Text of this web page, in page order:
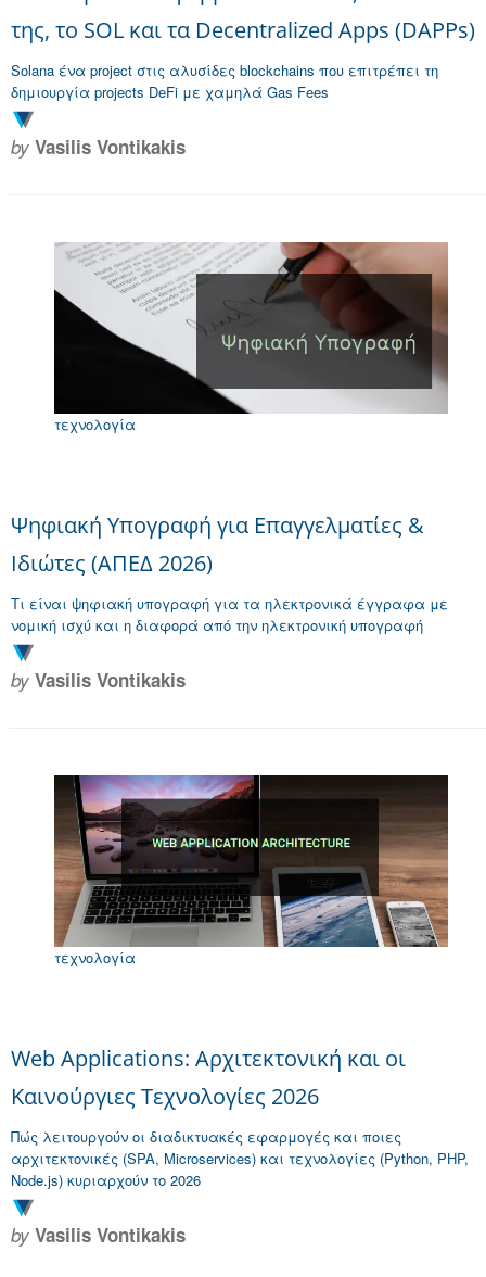
της, το SOL και τα Decentralized Apps (DAPPs)
Solana ένα project στις αλυσίδες blockchains που επιτρέπει τη
δημιουργία projects DeFi με χαμηλά Gas Fees
by Vasilis Vontikakis
τεχνολογία
Ψηφιακή Υπογραφή για Επαγγελματίες &
Ιδιώτες (ΑΠΕΔ 2026)
Τι είναι ψηφιακή υπογραφή για τα ηλεκτρονικά έγγραφα με
νομική ισχύ και η διαφορά από την ηλεκτρονική υπογραφή
by Vasilis Vontikakis
τεχνολογία
Web Applications: Αρχιτεκτονική και οι
Καινούργιες Τεχνολογίες 2026
Πώς λειτουργούν οι διαδικτυακές εφαρμογές και ποιες
αρχιτεκτονικές (SPA, Microservices) και τεχνολογίες (Python, PHP,
Node.js) κυριαρχούν το 2026
by Vasilis Vontikakis